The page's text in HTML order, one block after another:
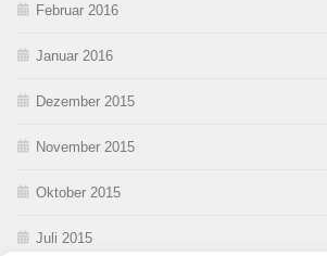
Februar 2016
Januar 2016
Dezember 2015
November 2015
Oktober 2015
Juli 2015